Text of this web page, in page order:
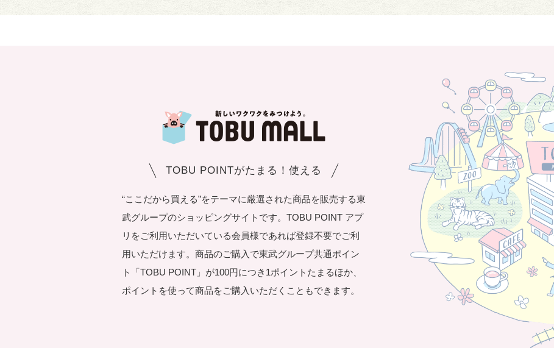
TOBU POINTがたまる！使える
“ここだから買える”をテーマに厳選された商品を販売する東
武グループのショッピングサイトです。TOBU POINT アプ
リをご利用いただいている会員様であれば登録不要でご利
用いただけます。商品のご購入で東武グループ共通ポイン
ト「TOBU POINT」が100円につき1ポイントたまるほか、
ポイントを使って商品をご購入いただくこともできます。